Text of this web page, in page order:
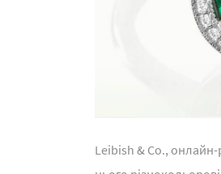
Leibish & Co.,